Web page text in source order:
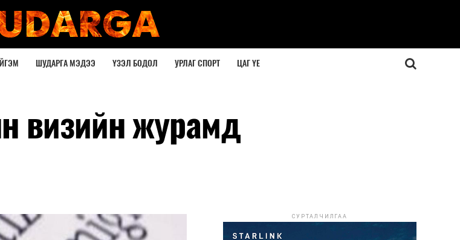
ШУДАРГА МЭДЭЭ ҮЗЭЛ БОДОЛ УРЛАГ СПОРТ ЦАГ ҮЕ
визийн журамд
СУРТАЛЧИЛГАА